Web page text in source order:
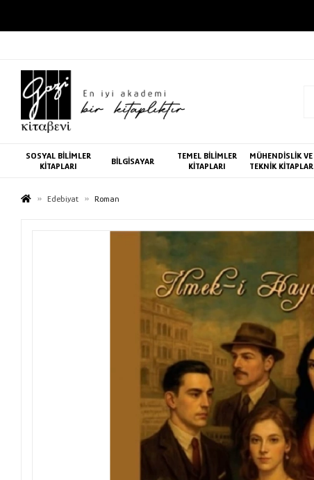
SOSYAL BİLİMLER
KİTAPLARI
BİLGİSAYAR
TEMEL BİLİMLER
KİTAPLARI
MÜHENDİSLİK VE
TEKNİK KİTAPLAR
Edebiyat Roman